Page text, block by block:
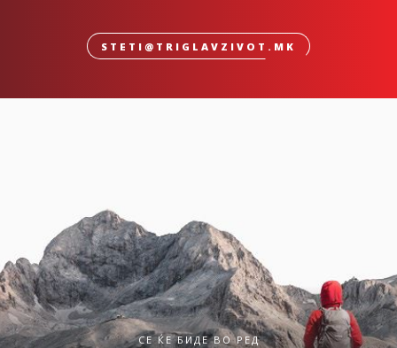
STETI@TRIGLAVZIVOT.MK
СЕ ЌЕ БИДЕ ВО РЕД